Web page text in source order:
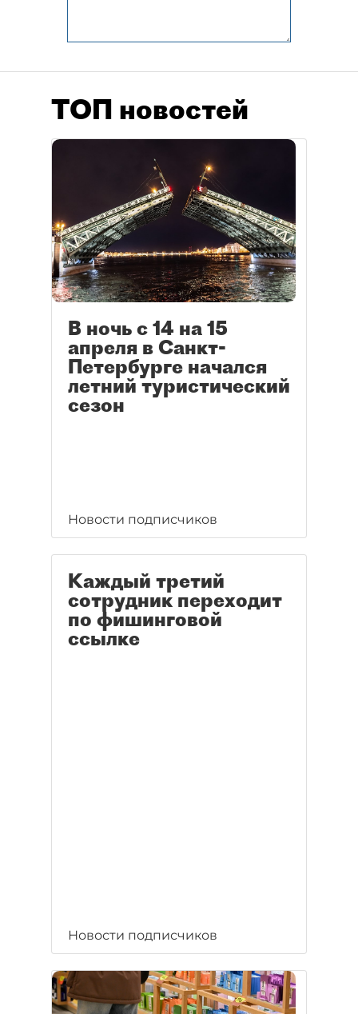
ТОП новостей
В ночь с 14 на 15
апреля в Санкт-
Петербурге начался
летний туристический
сезон
Новости подписчиков
Каждый третий
сотрудник переходит
по фишинговой
ссылке
Новости подписчиков